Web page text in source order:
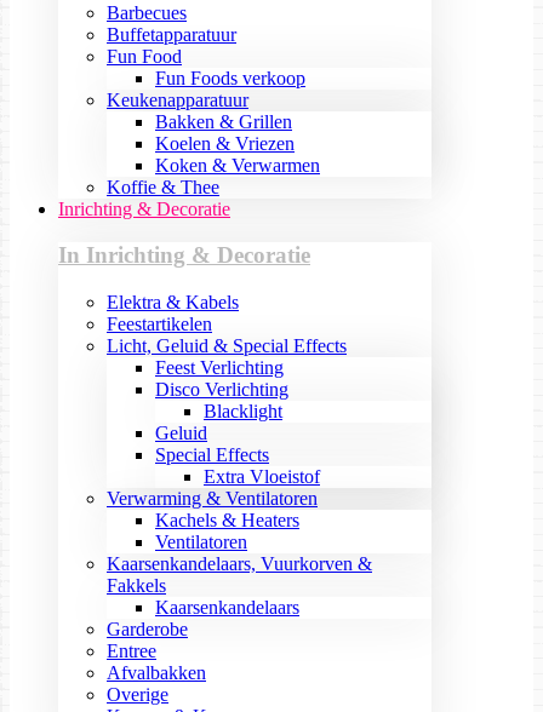
Barbecues
Buffetapparatuur
Fun Food
Fun Foods verkoop
Keukenapparatuur
Bakken & Grillen
Koelen & Vriezen
Koken & Verwarmen
Koffie & Thee
Inrichting & Decoratie
In Inrichting & Decoratie
Elektra & Kabels
Feestartikelen
Licht, Geluid & Special Effects
Feest Verlichting
Disco Verlichting
Blacklight
Geluid
Special Effects
Extra Vloeistof
Verwarming & Ventilatoren
Kachels & Heaters
Ventilatoren
Kaarsenkandelaars, Vuurkorven &
Fakkels
Kaarsenkandelaars
Garderobe
Entree
Afvalbakken
Overige